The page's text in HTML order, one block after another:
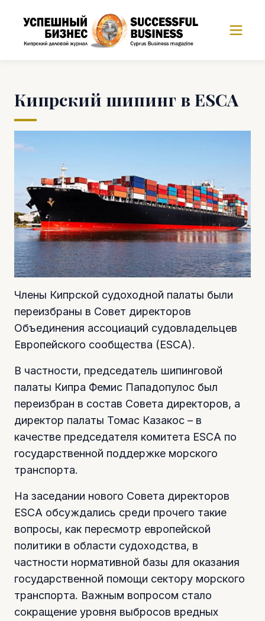
Кипрский шипинг в ESCA
Члены Кипрской судоходной палаты были
переизбраны в Совет директоров
Объединения ассоциаций судовладельцев
Европейского сообщества (ESCA).
В частности, председатель шипинговой
палаты Кипра Фемис Пападопулос был
переизбран в состав Совета директоров, а
директор палаты Томас Казакос – в
качестве председателя комитета ESCA по
государственной поддержке морского
транспорта.
На заседании нового Совета директоров
ESCA обсуждались среди прочего такие
вопросы, как пересмотр европейской
политики в области судоходства, в
частности нормативной базы для оказания
государственной помощи сектору морского
транспорта. Важным вопросом стало
сокращение уровня выбросов вредных